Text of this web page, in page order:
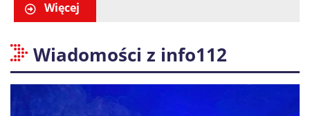
Więcej
Wiadomości z info112